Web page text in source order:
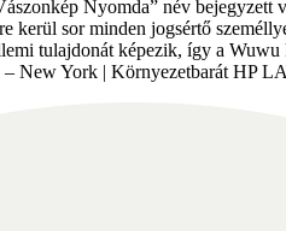
Nyomda” név
kerül sor minden jogsértő
tulajdonát képezik, így a
New York | Környezetbarát HP